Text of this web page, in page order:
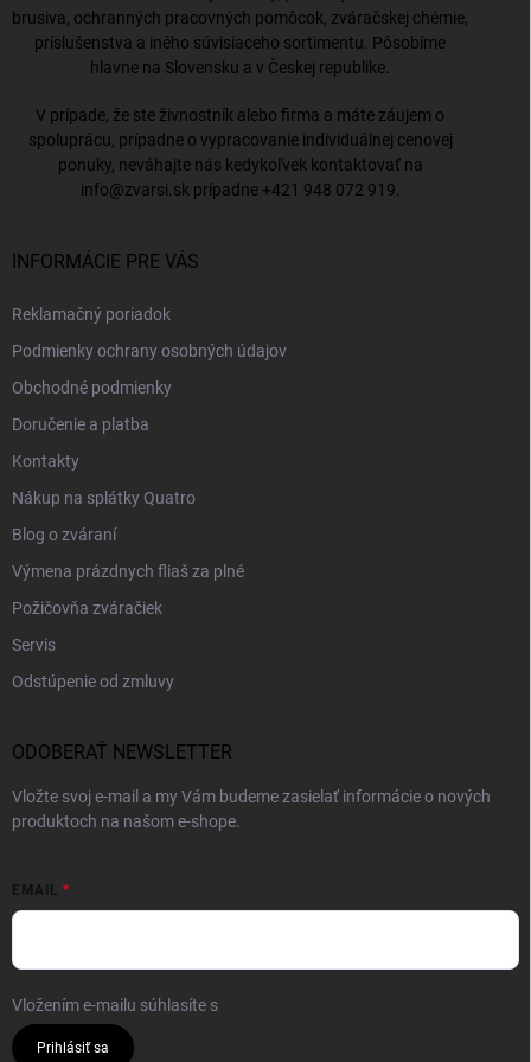
brusiva, ochranných pracovných pomôcok, zváračskej chémie,
príslušenstva a iného súvisiaceho sortimentu. Pôsobíme
hlavne na Slovensku a v Českej republike.
V prípade, že ste živnostník alebo firma a máte záujem o
spoluprácu, prípadne o vypracovanie individuálnej cenovej
ponuky, neváhajte nás kedykoľvek kontaktovať na
info@zvarsi.sk prípadne +421 948 072 919
INFORMÁCIE PRE VÁS
Reklamačný poriadok
Podmienky ochrany osobných údajov
Obchodné podmienky
Doručenie a platba
Kontakty
Nákup na splátky Quatro
Blog o zváraní
Výmena prázdnych fliaš za plné
Požičovňa zváračiek
Servis
Odstúpenie od zmluvy
ODOBERAŤ NEWSLETTER
Vložte svoj e-mail a my Vám budeme zasielať informácie o nových
produktoch na našom e-shope.
EMAIL
Vložením e-mailu súhlasíte s
Prihlásiť sa